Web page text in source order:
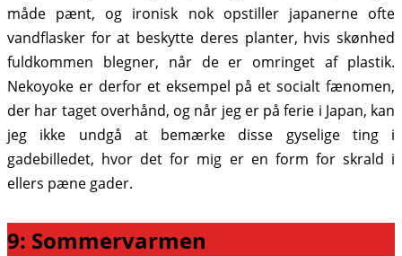
måde pænt, og ironisk nok opstiller japanerne ofte
vandflasker for at beskytte deres planter, hvis skønhed
fuldkommen blegner, når de er omringet af plastik.
Nekoyoke er derfor et eksempel på et socialt fænomen,
der har taget overhånd, og når jeg er på ferie i Japan, kan
jeg ikke undgå at bemærke disse gyselige ting i
gadebilledet, hvor det for mig er en form for skrald i
ellers pæne gader.
9: Sommervarmen